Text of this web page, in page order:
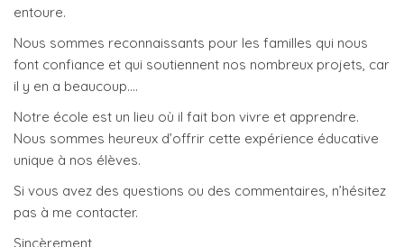
entoure.
Nous sommes reconnaissants pour les familles qui nous
font confiance et qui soutiennent nos nombreux projets, car
il y en a beaucoup….
Notre école est un lieu où il fait bon vivre et apprendre.
Nous sommes heureux d’offrir cette expérience éducative
unique à nos élèves.
Si vous avez des questions ou des commentaires, n’hésitez
pas à me contacter.
Sincèrement,